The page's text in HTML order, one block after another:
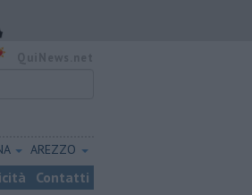
AREZZO
Contatti